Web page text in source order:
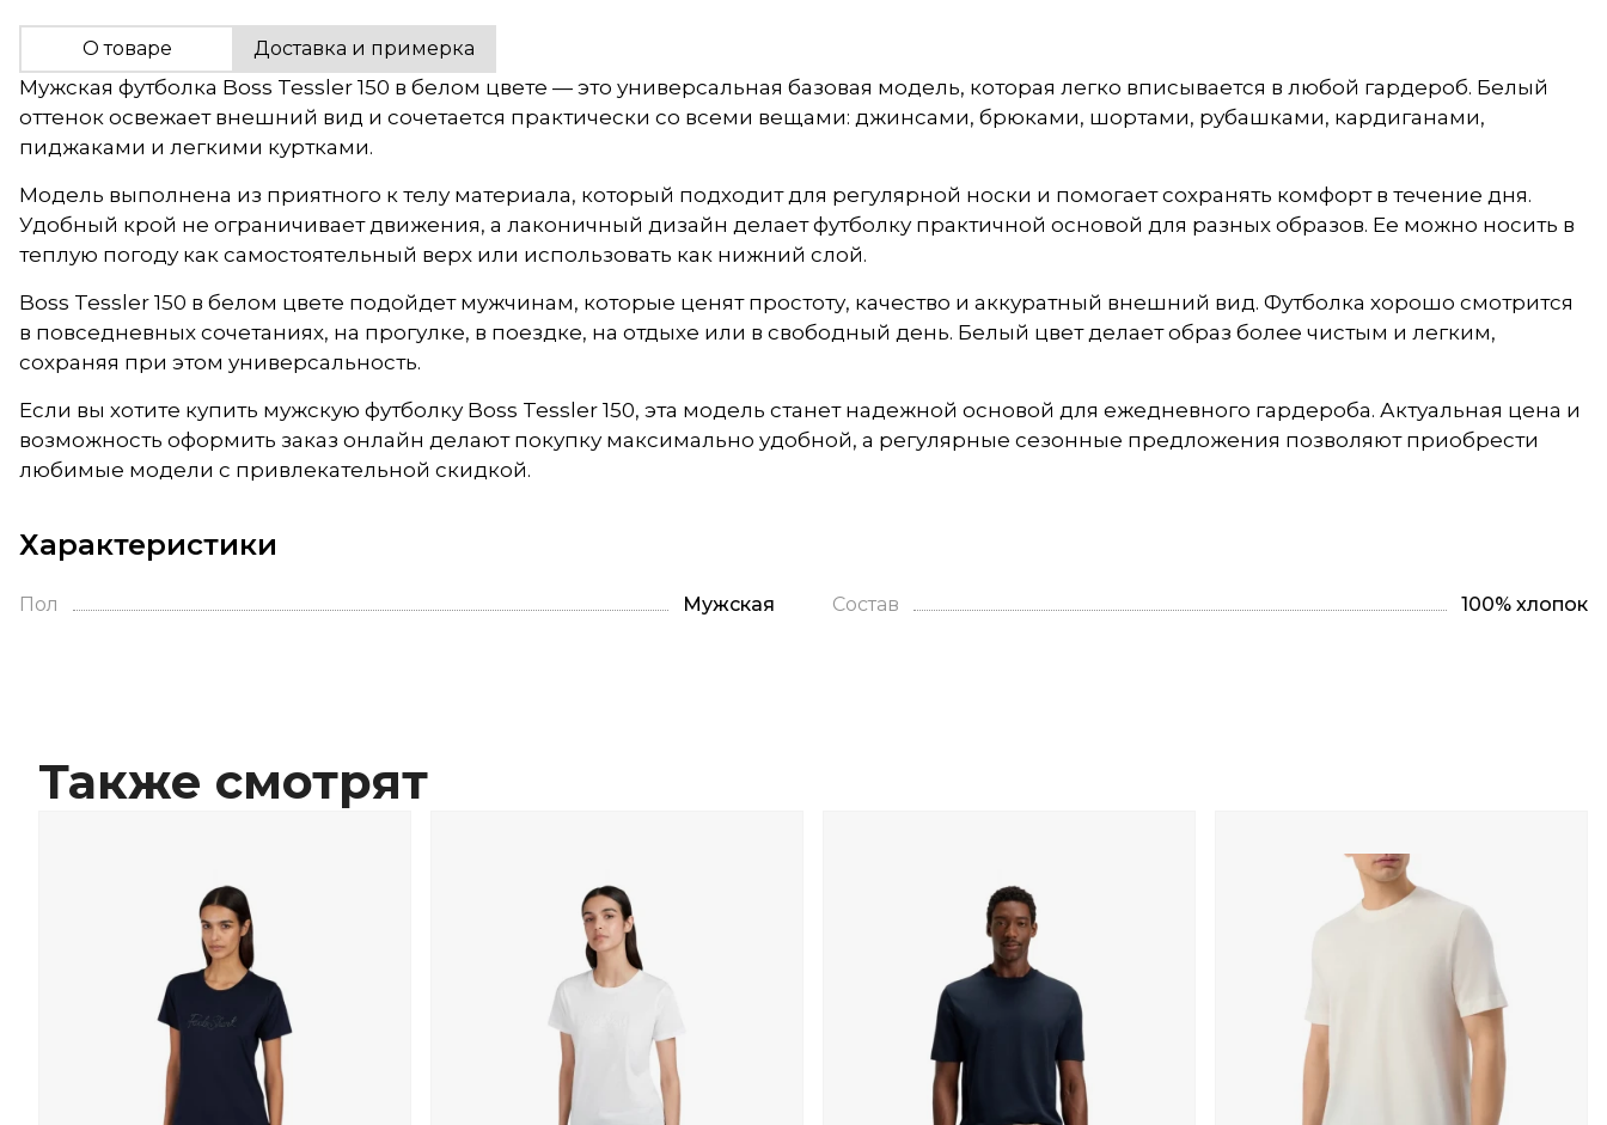
О товаре Доставка и примерка
Мужская футболка Boss Tessler 150 в белом цвете — это универсальная базовая модель, которая легко вписывается в любой гардероб. Белый
оттенок освежает внешний вид и сочетается практически со всеми вещами: джинсами, брюками, шортами, рубашками, кардиганами,
пиджаками и легкими куртками.
Модель выполнена из приятного к телу материала, который подходит для регулярной носки и помогает сохранять комфорт в течение дня.
Удобный крой не ограничивает движения, а лаконичный дизайн делает футболку практичной основой для разных образов. Ее можно носить в
теплую погоду как самостоятельный верх или использовать как нижний слой.
Boss Tessler 150 в белом цвете подойдет мужчинам, которые ценят простоту, качество и аккуратный внешний вид. Футболка хорошо смотрится
в повседневных сочетаниях, на прогулке, в поездке, на отдыхе или в свободный день. Белый цвет делает образ более чистым и легким,
сохраняя при этом универсальность.
Если вы хотите купить мужскую футболку Boss Tessler 150, эта модель станет надежной основой для ежедневного гардероба. Актуальная цена и
возможность оформить заказ онлайн делают покупку максимально удобной, а регулярные сезонные предложения позволяют приобрести
любимые модели с привлекательной скидкой.
Характеристики
Пол Мужская Состав 100% хлопок
Также смотрят